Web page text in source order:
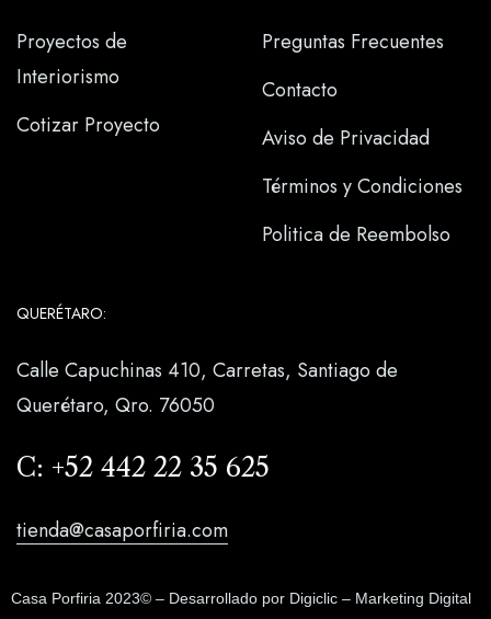
Proyectos de
Interiorismo
Cotizar Proyecto
Preguntas Frecuentes
Contacto
Aviso de Privacidad
Términos y Condiciones
Politica de Reembolso
QUERÉTARO:
Calle Capuchinas 410, Carretas, Santiago de
Querétaro, Qro. 76050
C: +52 442 22 35 625
tienda@casaporfiria.com
Casa Porfiria 2023© – Desarrollado por Digiclic – Marketing Digital